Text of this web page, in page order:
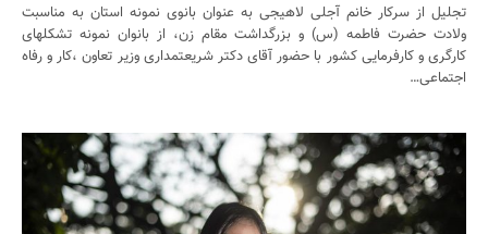
تجلیل از سرکار خانم آجلی لاهیجی به عنوان بانوی نمونه استان به مناسبت
ولادت حضرت فاطمه (س) و بزرگداشت مقام زن، از بانوان نمونه تشکلهای
کارگری و کارفرمایی کشور با حضور آقای دکتر شریعتمداری وزیر تعاون ،کار و رفاه
اجتماعی…